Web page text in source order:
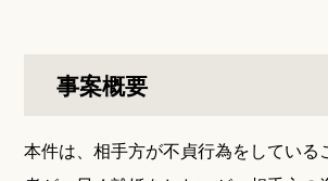
事案概要
本件は、相手方が不貞行為をしている